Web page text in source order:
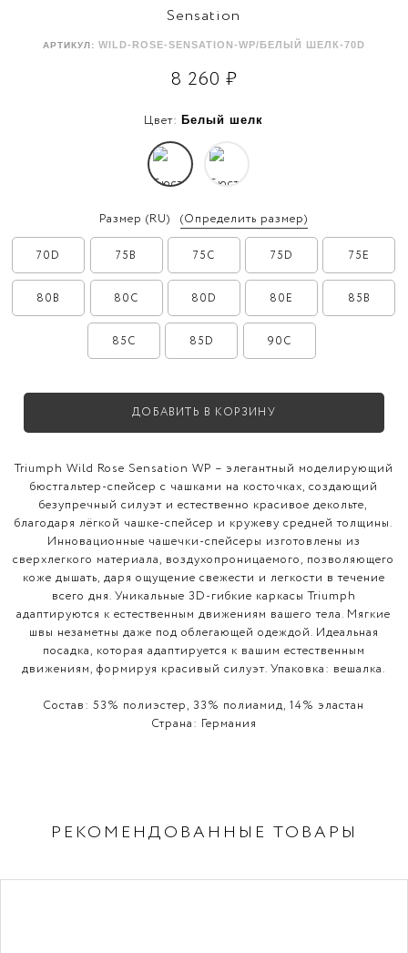
Sensation
АРТИКУЛ: WILD-ROSE-SENSATION-WP/БЕЛЫЙ ШЕЛК-70D
8 260 ₽
Цвет:Белый шелк
Размер (RU) (Определить размер)
70D 75B 75C 75D 75E
80B 80C 80D 80E 85B
85C 85D 90C
ДОБАВИТЬ В КОРЗИНУ
Triumph Wild Rose Sensation WP – элегантный моделирующий
бюстгальтер-спейсер с чашками на косточках, создающий
безупречный силуэт и естественно красивое декольте,
благодаря лёгкой чашке-спейсер и кружеву средней толщины.
Инновационные чашечки-спейсеры изготовлены из
сверхлегкого материала, воздухопроницаемого, позволяющего
коже дышать, даря ощущение свежести и легкости в течение
всего дня. Уникальные 3D-гибкие каркасы Triumph
адаптируются к естественным движениям вашего тела. Мягкие
швы незаметны даже под облегающей одеждой. Идеальная
посадка, которая адаптируется к вашим естественным
движениям, формируя красивый силуэт. Упаковка: вешалка.
Состав:53% полиэстер, 33% полиамид, 14% эластан
Страна: Германия
РЕКОМЕНДОВАННЫЕ ТОВАРЫ